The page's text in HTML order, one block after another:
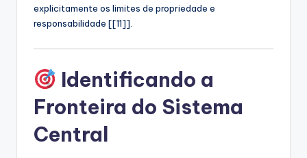
explicitamente os limites de propriedade e
responsabilidade [[11]].
Identificando a
Fronteira do Sistema
Central